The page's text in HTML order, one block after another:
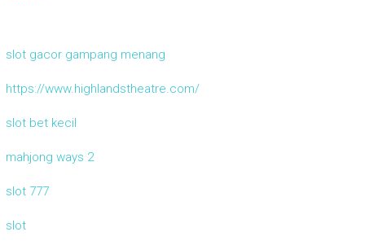
slot gacor gampang menang
https://www.highlandstheatre.com/
slot bet kecil
mahjong ways 2
slot 777
slot